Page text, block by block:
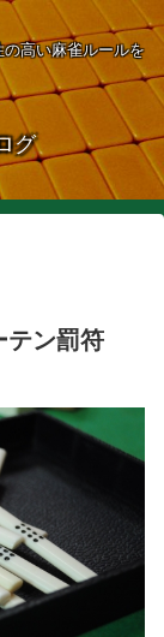
高い麻雀ルールを
グ
ン罰符